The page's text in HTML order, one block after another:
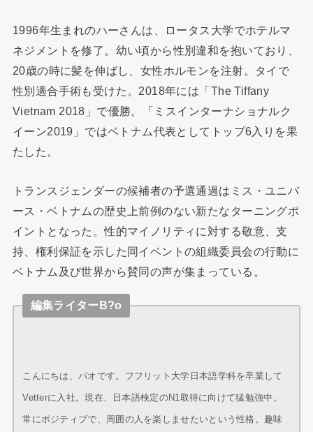
1996年生まれのハーさんは、ロータス大学でホテルマ
ネジメントを修了。幼い頃から性別違和を抱いており、
20歳の時に髪を伸ばし、女性ホルモンを注射。タイで
性別適合手術も受けた。2018年には「The Tiffany
Vietnam 2018」で優勝。「ミスインターナショナルク
イーン2019」ではベトナム代表としてトップ6入りを果
たした。
トランスジェンダーの候補者の予選通過はミス・ユニバ
ース・ベトナムの歴史上前例のない新たなターニングポ
イントとなった。性的マイノリティに対する敬意、支
持、権利保証を示した同イベントの組織委員会の行動に
ベトナム及び世界から賛同の声が集まっている。
編集ライターB?o
こんにちは、バオです。フフリット大学日本語学科を卒業して
Vetterに入社。現在、日本語検定のN1取得に向けて猛勉強中。
常にポジティブで、周囲の人を楽しませたいという性格。趣味